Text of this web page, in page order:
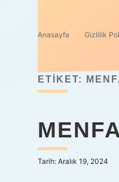
Anasayfa Gizlilik
ETIKET:
Tarih: Aralık 19, 2024